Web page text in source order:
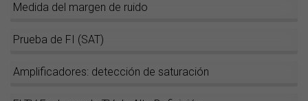
Medida del margen de ruido
Prueba de FI (SAT)
Amplificadores: detección de saturación